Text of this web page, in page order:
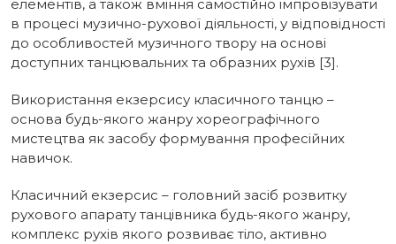
елементів, а також вміння самостійно імпровізувати
в процесі музично-рухової діяльності, у відповідності
до особливостей музичного твору на основі
доступних танцювальних та образних рухів [3].
Використання екзерсису класичного танцю –
основа будь-якого жанру хореографічного
мистецтва як засобу формування професійних
навичок.
Класичний екзерсис – головний засіб розвитку
рухового апарату танцівника будь-якого жанру,
комплекс рухів якого розвиває тіло, активно